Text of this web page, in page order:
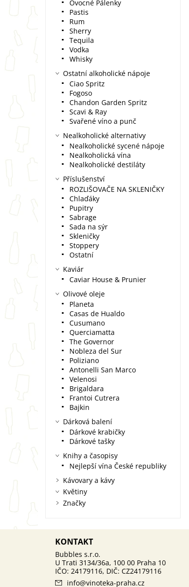
Ovocné Pálenky
Pastis
Rum
Sherry
Tequila
Vodka
Whisky
Ostatní alkoholické nápoje
Ciao Spritz
Fogoso
Chandon Garden Spritz
Scavi & Ray
Svařené víno a punč
Nealkoholické alternativy
Nealkoholické sycené nápoje
Nealkoholická vína
Nealkoholické destiláty
Příslušenství
ROZLIŠOVAČE NA SKLENIČKY
Chlaďáky
Pupitry
Sabrage
Sada na sýr
Skleničky
Stoppery
Ostatní
Kaviár
Caviar House & Prunier
Olivové oleje
Planeta
Casas de Hualdo
Cusumano
Querciamatta
The Governor
Nobleza del Sur
Poliziano
Antonelli San Marco
Velenosi
Brigaldara
Frantoi Cutrera
Bajkin
Dárková balení
Dárkové krabičky
Dárkové tašky
Knihy a časopisy
Nejlepší vína České republiky
Kávovary a kávy
Květiny
Značky
KONTAKT
info@vinoteka-praha.cz